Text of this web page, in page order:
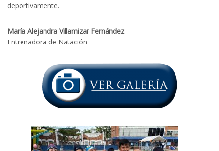
deportivamente.
María Alejandra Villamizar Fernández
Entrenadora de Natación